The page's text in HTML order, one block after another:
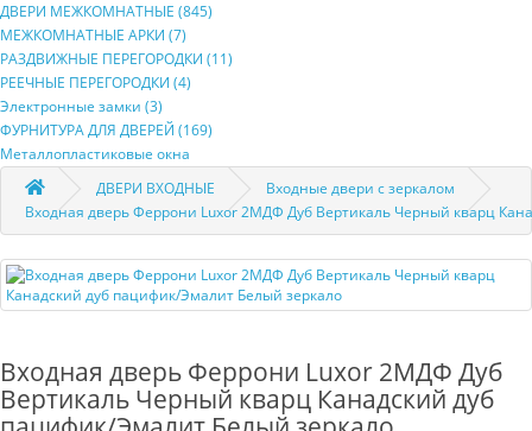
ДВЕРИ МЕЖКОМНАТНЫЕ (845)
МЕЖКОМНАТНЫЕ АРКИ (7)
РАЗДВИЖНЫЕ ПЕРЕГОРОДКИ (11)
РЕЕЧНЫЕ ПЕРЕГОРОДКИ (4)
Электронные замки (3)
ФУРНИТУРА ДЛЯ ДВЕРЕЙ (169)
Металлопластиковые окна
ДВЕРИ ВХОДНЫЕ
Входные двери с зеркалом
Входная дверь Феррони Luxor 2МДФ Дуб Вертикаль Черный кварц
Входная дверь Феррони Luxor 2МДФ Дуб
Вертикаль Черный кварц Канадский дуб